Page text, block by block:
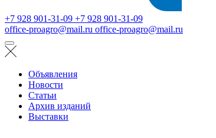
+7 928 901-31-09 +7 928 901-31-09
office-proagro@mail.ru office-proagro@mail.ru
Объявления
Новости
Статьи
Архив изданий
Выставки